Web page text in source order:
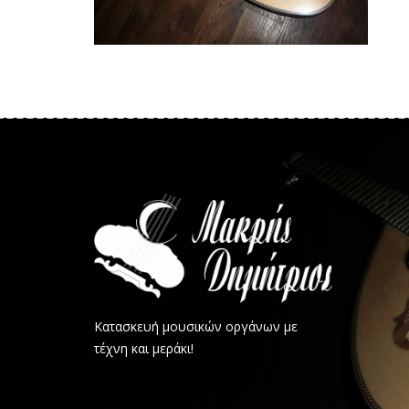
Κατασκευή μουσικών οργάνων με
τέχνη και μεράκι!